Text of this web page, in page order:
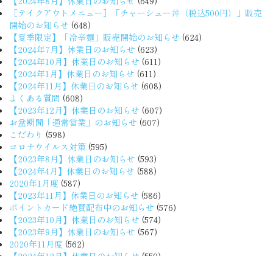
［テイクアウトメニュー］「チャーシュー丼（税込500円）」販売
開始のお知らせ (648)
【夏季限定】「冷辛麺」販売開始のお知らせ (624)
【2024年7月】休業日のお知らせ (623)
【2024年10月】休業日のお知らせ (611)
【2024年1月】休業日のお知らせ (611)
【2024年11月】休業日のお知らせ (608)
よくある質問 (608)
【2023年12月】休業日のお知らせ (607)
お盆期間「通常営業」のお知らせ (607)
こだわり (598)
コロナウイルス対策 (595)
【2023年8月】休業日のお知らせ (593)
【2024年4月】休業日のお知らせ (588)
2020年1月度 (587)
【2023年11月】休業日のお知らせ (586)
ポイントカード絶賛配布中のお知らせ (576)
【2023年10月】休業日のお知らせ (574)
【2023年9月】休業日のお知らせ (567)
2020年11月度 (562)